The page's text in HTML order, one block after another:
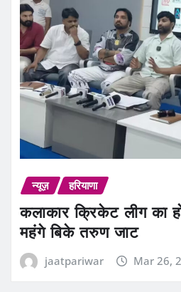
न्यूज़ हरियाणा
कलाकार क्रिकेट लीग का
महंगे बिके तरुण जाट
jaatpariwar Mar 26,